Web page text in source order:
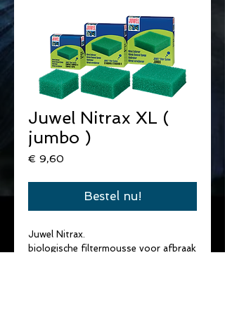
Juwel Nitrax XL (
jumbo )
€ 9,60
Bestel nu!
Juwel Nitrax.
biologische filtermousse voor afbraak